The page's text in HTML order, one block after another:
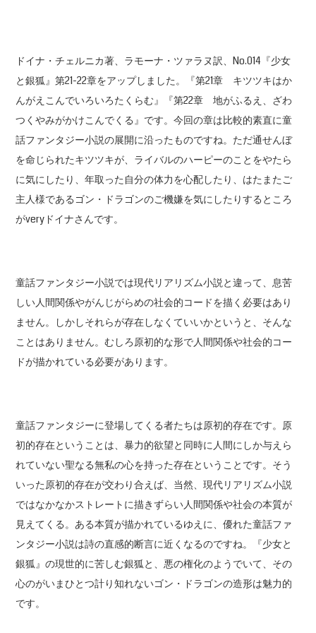
ドイナ・チェルニカ著、ラモーナ・ツァラヌ訳、No.014『少女
と銀狐』第21-22章をアップしました。『第21章 キツツキはか
んがえこんでいろいろたくらむ』『第22章 地がふるえ、ざわ
つくやみがかけこんでくる』です。今回の章は比較的素直に童
話ファンタジー小説の展開に沿ったものですね。ただ通せんぼ
を命じられたキツツキが、ライバルのハーピーのことをやたら
に気にしたり、年取った自分の体力を心配したり、はたまたご
主人様であるゴン・ドラゴンのご機嫌を気にしたりするところ
がveryドイナさんです。
童話ファンタジー小説では現代リアリズム小説と違って、息苦
しい人間関係やがんじがらめの社会的コードを描く必要はあり
ません。しかしそれらが存在しなくていいかというと、そんな
ことはありません。むしろ原初的な形で人間関係や社会的コー
ドが描かれている必要があります。
童話ファンタジーに登場してくる者たちは原初的存在です。原
初的存在ということは、暴力的欲望と同時に人間にしか与えら
れていない聖なる無私の心を持った存在ということです。そう
いった原初的存在が交わり合えば、当然、現代リアリズム小説
ではなかなかストレートに描きずらい人間関係や社会の本質が
見えてくる。ある本質が描かれているゆえに、優れた童話ファ
ンタジー小説は詩の直感的断言に近くなるのですね。『少女と
銀狐』の現世的に苦しむ銀狐と、悪の権化のようでいて、その
心のがいまひとつ計り知れないゴン・ドラゴンの造形は魅力的
です。